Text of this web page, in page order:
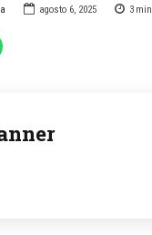
agosto 6, 2025 3 min